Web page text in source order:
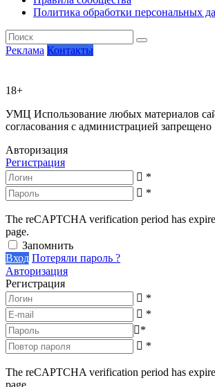
Политика обработки персональных
Реклама Контакты
18+
УМЦ Использование любых материалов
согласования с администрацией запрещено
Авторизация
Регистрация
*
*
The reCAPTCHA verification period has
page.
Запомнить
Вход Потеряли пароль ?
Авторизация
Регистрация
*
*
*
*
The reCAPTCHA verification period has